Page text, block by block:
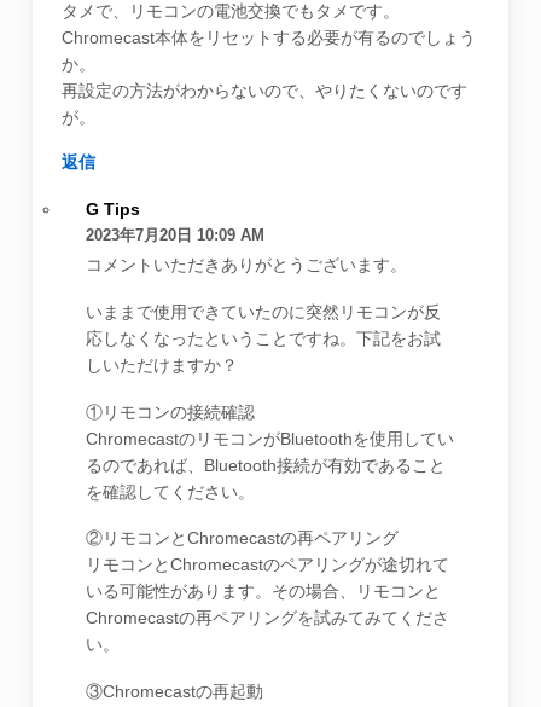
タメで、リモコンの電池交換でもタメです。
Chromecast本体をリセットする必要が有るのでしょう
か。
再設定の方法がわからないので、やりたくないのです
が。
返信
G Tips
2023年7月20日 10:09 AM
コメントいただきありがとうございます。
いままで使用できていたのに突然リモコンが反
応しなくなったということですね。下記をお試
しいただけますか？
①リモコンの接続確認
ChromecastのリモコンがBluetoothを使用してい
るのであれば、Bluetooth接続が有効であること
を確認してください。
②リモコンとChromecastの再ペアリング
リモコンとChromecastのペアリングが途切れて
いる可能性があります。その場合、リモコンと
Chromecastの再ペアリングを試みてみてくださ
い。
③Chromecastの再起動